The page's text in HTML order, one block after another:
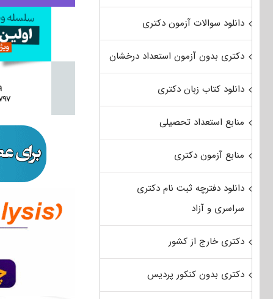
دانلود سوالات آزمون دکتری
دکتری بدون آزمون استعداد درخشان
دانلود کتاب زبان دکتری
منابع استعداد تحصیلی
منابع آزمون دکتری
دانلود دفترچه ثبت نام دکتری
سراسری و آزاد
دکتری خارج از کشور
دکتری بدون کنکور پردیس